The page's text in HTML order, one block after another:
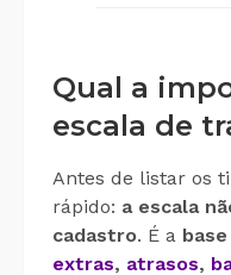
Qual a
escala de
Antes de listar os
rápido: a escala
cadastro. É a
extras, atrasos,